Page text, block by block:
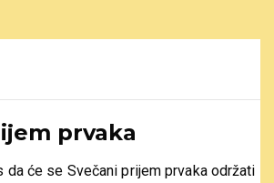
prvaka
da će se Svečani prijem prvaka održati